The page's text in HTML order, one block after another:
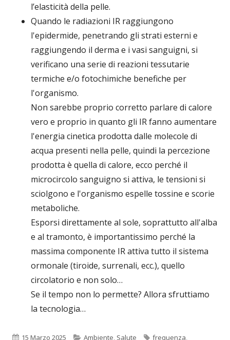
l’elasticità della pelle.
Quando le radiazioni IR raggiungono
l'epidermide, penetrando gli strati esterni e
raggiungendo il derma e i vasi sanguigni, si
verificano una serie di reazioni tessutarie
termiche e/o fotochimiche benefiche per
l'organismo.
Non sarebbe proprio corretto parlare di calore
vero e proprio in quanto gli IR fanno aumentare
l'energia cinetica prodotta dalle molecole di
acqua presenti nella pelle, quindi la percezione
prodotta è quella di calore, ecco perché il
microcircolo sanguigno si attiva, le tensioni si
sciolgono e l'organismo espelle tossine e scorie
metaboliche.
Esporsi direttamente al sole, soprattutto all'alba
e al tramonto, è importantissimo perché la
massima componente IR attiva tutto il sistema
ormonale (tiroide, surrenali, ecc.), quello
circolatorio e non solo…
Se il tempo non lo permette? Allora sfruttiamo
la tecnologia…
Pubblicato
15 Marzo 2025 Categorie
Ambiente, Salute Tag
frequenza,